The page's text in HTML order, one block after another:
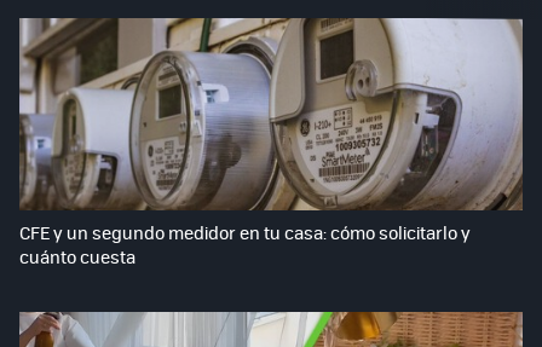
CFE y un segundo medidor en tu casa: cómo solicitarlo y
cuánto cuesta